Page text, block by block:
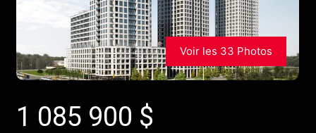
Voir les 33 Photos
1 085 900 $